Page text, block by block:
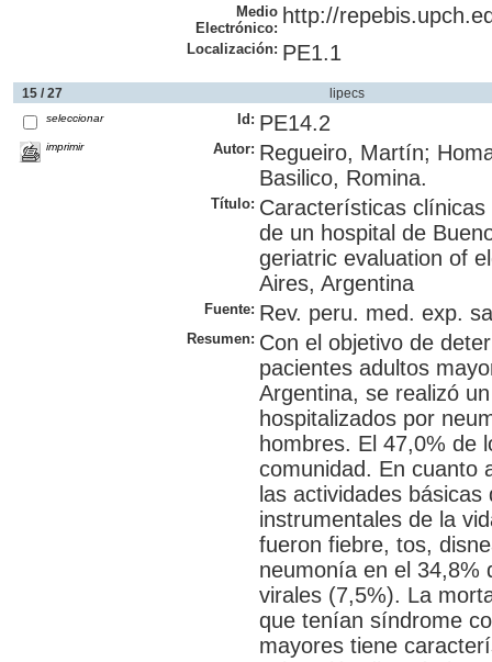
Medio
Electrónico:
http://
Localización: PE1.1
15 / 27 lipecs
seleccionar
imprimir
Id: PE14.2
Autor: Regueiro, Martín;
Basilico, Romina.
Título: Características
de un hospital de
geriatric evaluation of
Aires, Argentina
Fuente: Rev. peru. med. exp.
Resumen: Con el objetivo de
pacientes adultos
Argentina, se realizó
hospitalizados por
hombres. El 47,0% de
comunidad. En cuanto
las actividades
instrumentales de la
fueron fiebre, tos,
neumonía en el 34,8%
virales (7,5%). La
que tenían síndrome
mayores tiene